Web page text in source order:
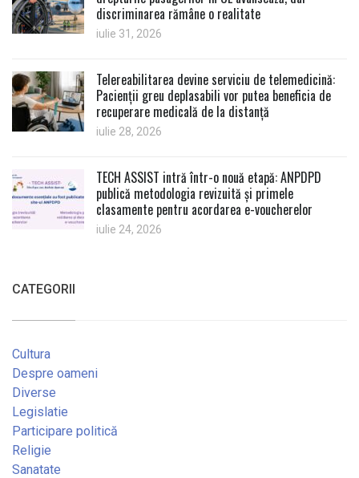
discriminarea rămâne o realitate
iulie 31, 2026
Telereabilitarea devine serviciu de telemedicină:
Pacienții greu deplasabili vor putea beneficia de
recuperare medicală de la distanță
iulie 28, 2026
TECH ASSIST intră într-o nouă etapă: ANPDPD
publică metodologia revizuită și primele
clasamente pentru acordarea e-voucherelor
iulie 24, 2026
CATEGORII
Cultura
Despre oameni
Diverse
Legislatie
Participare politică
Religie
Sanatate